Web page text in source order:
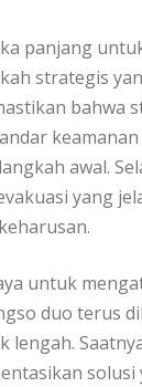
panjang
strategis
bahwa
awal.
yang
untuk
duo terus
lengah.
solusi